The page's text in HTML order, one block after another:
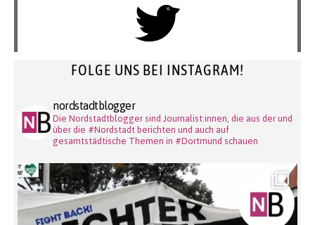
FOLGE UNS BEI INSTAGRAM!
nordstadtblogger
Die Nordstadtblogger sind Journalist:innen, die aus der und
über die #Nordstadt berichten und auch auf
gesamtstädtische Themen in #Dortmund schauen